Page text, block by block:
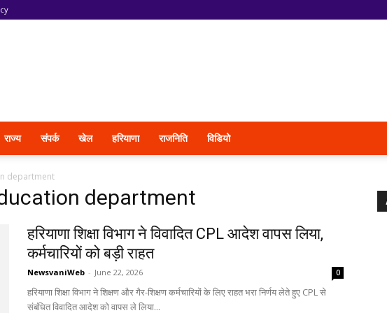
राज्य संपर्क खेल हरियाणा राजनिति विडियो
department
department
हरियाणा शिक्षा विभाग ने विवादित CPL आदेश वापस लिया,
कर्मचारियों को बड़ी राहत
NewsvaniWeb - June 22, 2026 0
हरियाणा शिक्षा विभाग ने शिक्षण और गैर-शिक्षण कर्मचारियों के लिए राहत भरा निर्णय लेते हुए CPL से
संबंधित विवादित आदेश को वापस ले लिया...